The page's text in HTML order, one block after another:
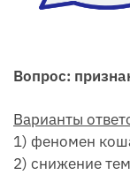
Вопрос:
Варианты
1) феномен
2) снижение